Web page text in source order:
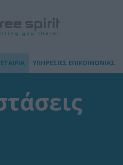
ΕΤΑΙΡΙΑ ΥΠΗΡΕΣΙΕΣ ΕΠΙΚΟΙΝΩΝΙΑΣ